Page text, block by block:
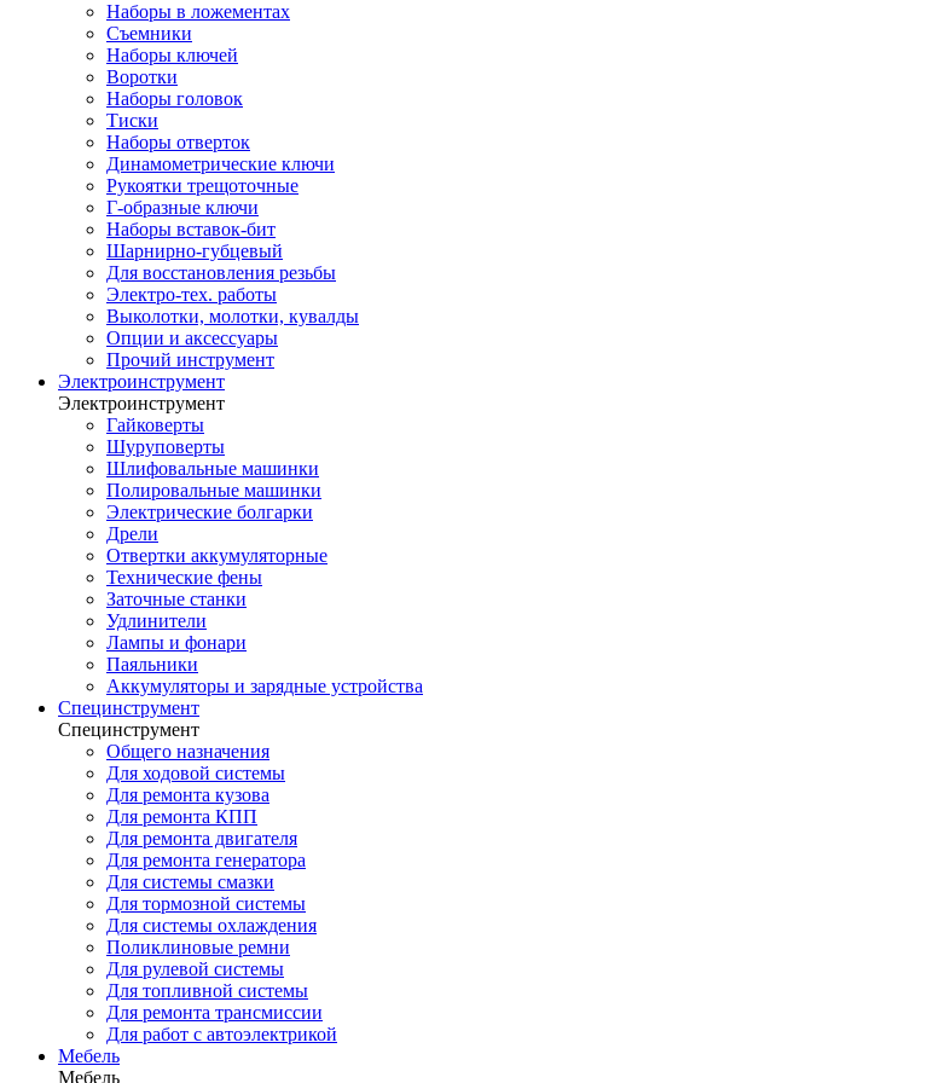
Наборы в ложементах
Съемники
Наборы ключей
Воротки
Наборы головок
Тиски
Наборы отверток
Динамометрические ключи
Рукоятки трещоточные
Г-образные ключи
Наборы вставок-бит
Шарнирно-губцевый
Для восстановления резьбы
Электро-тех. работы
Выколотки, молотки, кувалды
Опции и аксессуары
Прочий инструмент
Электроинструмент
Электроинструмент
Гайковерты
Шуруповерты
Шлифовальные машинки
Полировальные машинки
Электрические болгарки
Дрели
Отвертки аккумуляторные
Технические фены
Заточные станки
Удлинители
Лампы и фонари
Паяльники
Аккумуляторы и зарядные устройства
Специнструмент
Специнструмент
Общего назначения
Для ходовой системы
Для ремонта кузова
Для ремонта КПП
Для ремонта двигателя
Для ремонта генератора
Для системы смазки
Для тормозной системы
Для системы охлаждения
Поликлиновые ремни
Для рулевой системы
Для топливной системы
Для ремонта трансмиссии
Для работ с автоэлектрикой
Мебель
Мебель